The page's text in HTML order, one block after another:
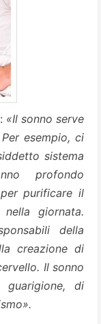
«Il sonno serve
esempio, ci
sistema
profondo
purificare il
giornata.
della
creazione di
Il sonno
di